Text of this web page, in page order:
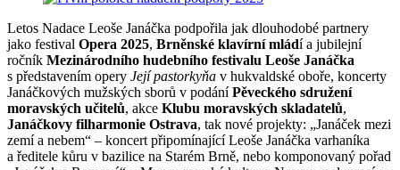
Letos Nadace Leoše Janáčka podpořila jak dlouhodobé partnery
jako festival Opera 2025, Brněnské klavírní mládí a jubilejní
ročník Mezinárodního hudebního festivalu Leoše Janáčka
s představením opery Její pastorkyňa v hukvaldské oboře, koncerty
Janáčkových mužských sborů v podáníPěveckého sdružení
moravských učitelů, akce Klubu moravských skladatelů,
Janáčkovy filharmonie Ostrava, tak nové projekty: „Janáček mezi
zemí a nebem“ – koncert připomínající Leoše Janáčka varhaníka
a ředitele kůru v bazilice na Starém Brně, nebo komponovaný pořad